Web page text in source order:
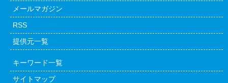
メールマガジン
RSS
提供元一覧
キーワード一覧
サイトマップ